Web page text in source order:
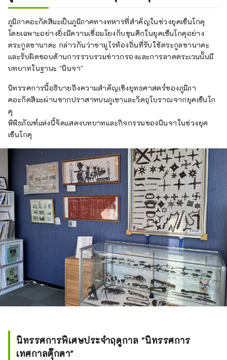
ภูมิภาคอะกัตสึมะเป็นภูมิภาคทางทหารที่สำคัญในช่วงยุคเซ็นโกคุ
โดยเฉพาะอย่างยิ่งมีความเชื่อมโยงกับขุนศึกในยุคเซ็นโกคุอย่าง
ตระกูลซานาดะ กล่าวกันว่าซามูไรท้องถิ่นที่รับใช้ตระกูลซานาดะ
และรับผิดชอบด้านการรวบรวมข่าวกรองและการลาดตระเวนนั้นมี
บทบาทในฐานะ "นินจา"
นิทรรศการนี้อธิบายถึงความสำคัญเชิงยุทธศาสตร์ของภูมิภา
คอะกัตสึมะผ่านซากปราสาทบนภูเขาและวัตถุโบราณจากยุคเซ็นโก
คุ
พิพิธภัณฑ์แห่งนี้จัดแสดงบทบาทและกิจกรรมของนินจาในช่วงยุค
เซ็นโกคุ
นิทรรศการพิเศษประจำฤดูกาล "นิทรรศการ
เทศกาลตุ๊กตา"